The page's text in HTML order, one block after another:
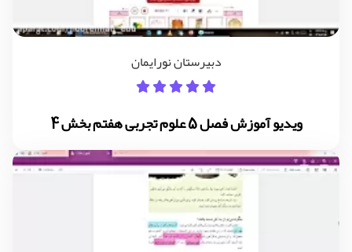
دبیرستان نورایمان
ویدیو آموزش فصل 5 علوم تجربی هفتم بخش 4